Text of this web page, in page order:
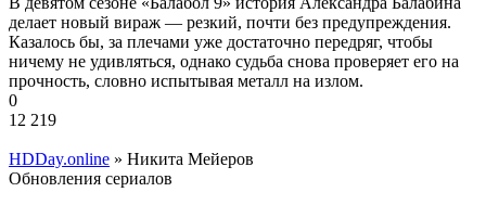
делает новый вираж — резкий, почти без предупреждения.
Казалось бы, за плечами уже достаточно передряг, чтобы
ничему не удивляться, однако судьба снова проверяет его на
прочность, словно испытывая металл на излом.
0
12 219
HDDay.online » Никита Мейеров
Обновления сериалов